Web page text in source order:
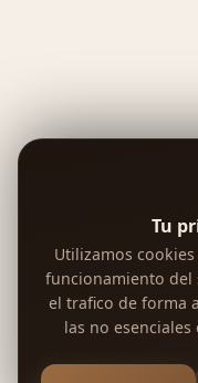
Tu
Utilizamos
funcionamiento del
el trafico de forma
las no